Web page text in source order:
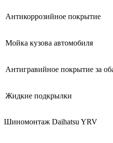
Антикоррозийное покрытие
Мойка кузова автомобиля
Антигравийное покрытие за
Жидкие подкрылки
Шиномонтаж Daihatsu YRV